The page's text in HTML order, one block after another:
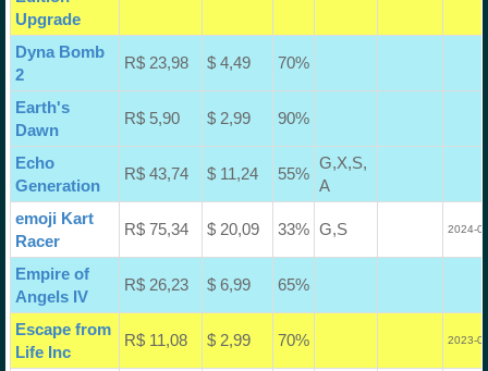
Upgrade
Dyna Bomb
2
R$ 23,98 $ 4,49 70%
Earth's
Dawn
R$ 5,90 $ 2,99 90%
Echo
Generation
R$ 43,74 $ 11,24 55%
G,X,S,
A
emoji Kart
Racer
R$ 75,34 $ 20,09 33% G,S 2024-
Empire of
Angels IV
R$ 26,23 $ 6,99 65%
Escape from
Life Inc
R$ 11,08 $ 2,99 70% 2023-